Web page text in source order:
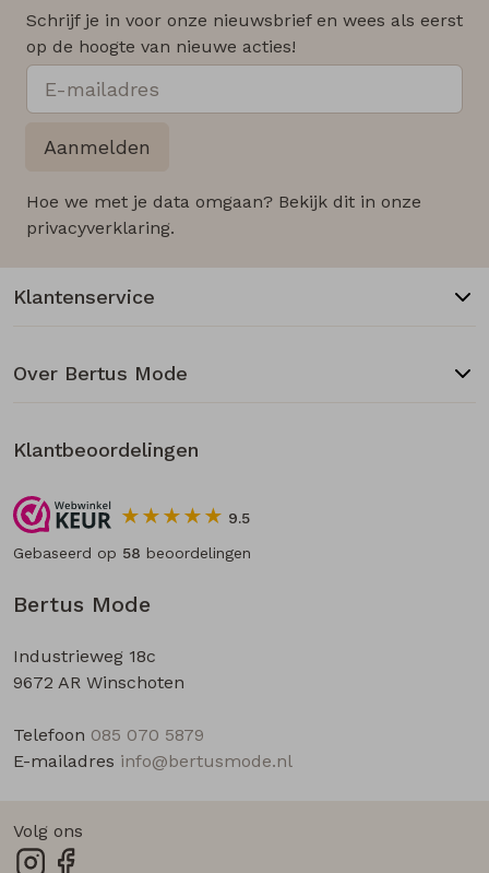
Schrijf je in voor onze nieuwsbrief en wees als eerst
op de hoogte van nieuwe acties!
Aanmelden
Hoe we met je data omgaan? Bekijk dit in onze
privacyverklaring.
Bertus Mode
Industrieweg 18c
9672 AR Winschoten
Telefoon 085 070 5879
E-mailadres info@bertusmode.nl
Klantenservice
Over Bertus Mode
Klantbeoordelingen
9.5
Gebaseerd op 58 beoordelingen
Volg ons